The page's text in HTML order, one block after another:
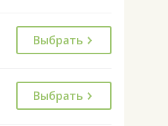
Выбрать
Выбрать